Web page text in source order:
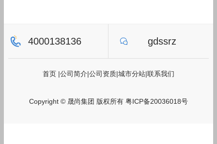
4000138136 gdssrz
首页 |公司简介|公司资质|城市分站|联系我们
Copyright © 晟尚集团 版权所有 粤ICP备20036018号